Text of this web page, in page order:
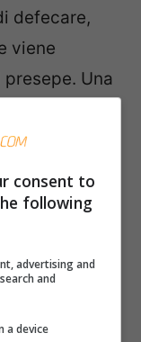
defecare,
viene
Una
nei
di
in città il
Via, che
consent to
following
advertising and
and
a device